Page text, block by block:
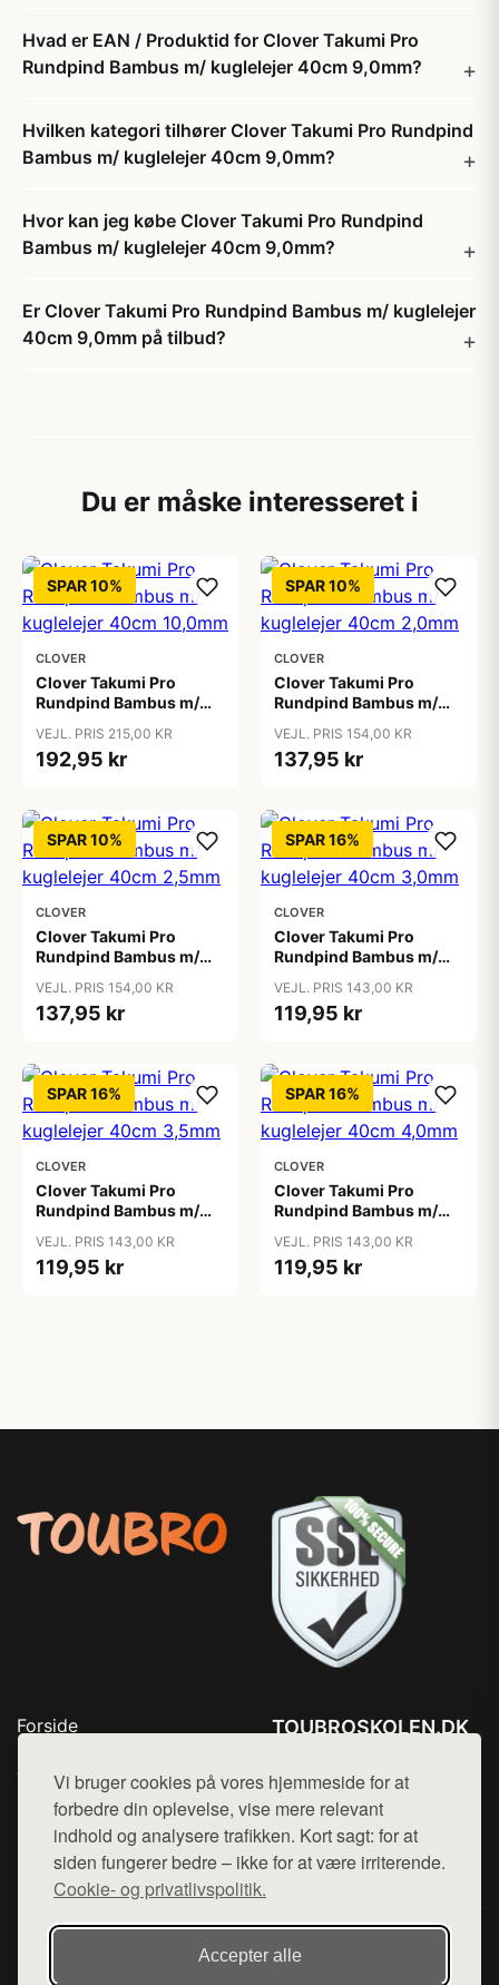
Vi bruger cookies på vores hjemmeside for at
forbedre din oplevelse, vise mere relevant
indhold og analysere trafikken. Kort sagt: for at
siden fungerer bedre – ikke for at være irriterende.
Cookie- og privatlivspolitik.
Accepter alle
Hvad er EAN / Produktid for Clover Takumi Pro
Rundpind Bambus m/ kuglelejer 40cm 9,0mm?
Hvilken kategori tilhører Clover Takumi Pro Rundpind
Bambus m/ kuglelejer 40cm 9,0mm?
Hvor kan jeg købe Clover Takumi Pro Rundpind
Bambus m/ kuglelejer 40cm 9,0mm?
Er Clover Takumi Pro Rundpind Bambus m/ kuglelejer
40cm 9,0mm på tilbud?
Du er måske interesseret i
SPAR 10%
CLOVER
Clover Takumi Pro
Rundpind Bambus m/
10,0mm
VEJL. PRIS 215,00 KR
192,95 kr
SPAR 10%
CLOVER
Clover Takumi Pro
Rundpind Bambus m/
VEJL. PRIS 154,00 KR
137,95 kr
SPAR 10%
CLOVER
Clover Takumi Pro
Rundpind Bambus m/
VEJL. PRIS 154,00 KR
137,95 kr
SPAR 16%
CLOVER
Clover Takumi Pro
Rundpind Bambus m/
VEJL. PRIS 143,00 KR
119,95 kr
SPAR 16%
CLOVER
Clover Takumi Pro
Rundpind Bambus m/
VEJL. PRIS 143,00 KR
119,95 kr
SPAR 16%
CLOVER
Clover Takumi Pro
Rundpind Bambus m/
VEJL. PRIS 143,00 KR
119,95 kr
Forside
Top Rabatter
Blog
Kontakt
TOUBROSKOLEN.DK
Mail: hej@want.dk
Cookie- og privatlivspolitik
Denne side er en del af want.dk, der udgiver en række
hjemmesider med præsentation af forskellige produkter fra